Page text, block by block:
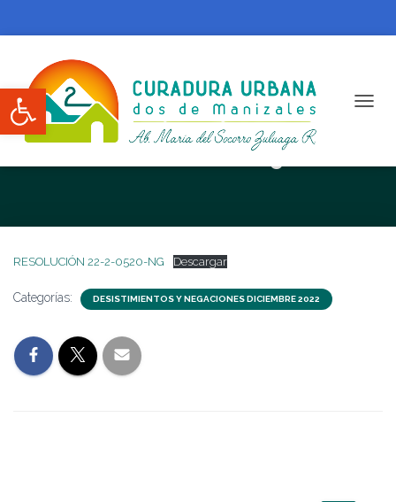
Abrir barra de herramientas
RESOLUCIÓN 22-2-0520-NG
RESOLUCIÓN 22-2-0520-NG Descargar
Categorías: DESISTIMIENTOS Y NEGACIONES DICIEMBRE 2022